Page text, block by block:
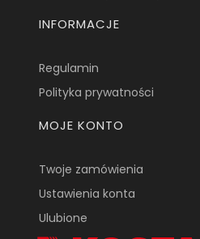
INFORMACJE
Regulamin
Polityka prywatności
MOJE KONTO
Twoje zamówienia
Ustawienia konta
Ulubione